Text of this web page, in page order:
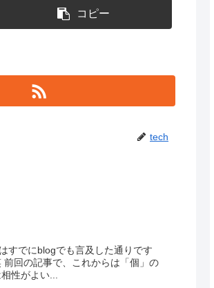
コピー
tech
すでにblogでも言及した通りです
回の記事で、これからは「個」の
性がよい...